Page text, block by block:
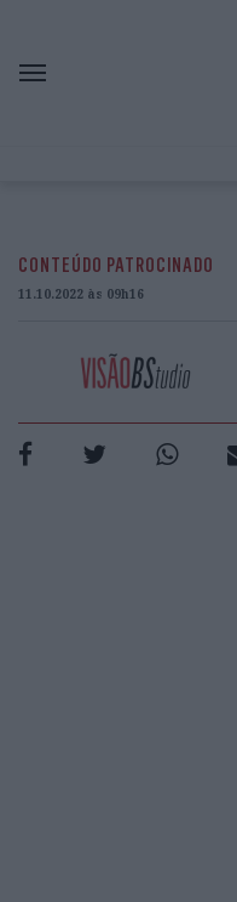
CONTEÚDO PATROCINADO
11.10.2022 às 09h16